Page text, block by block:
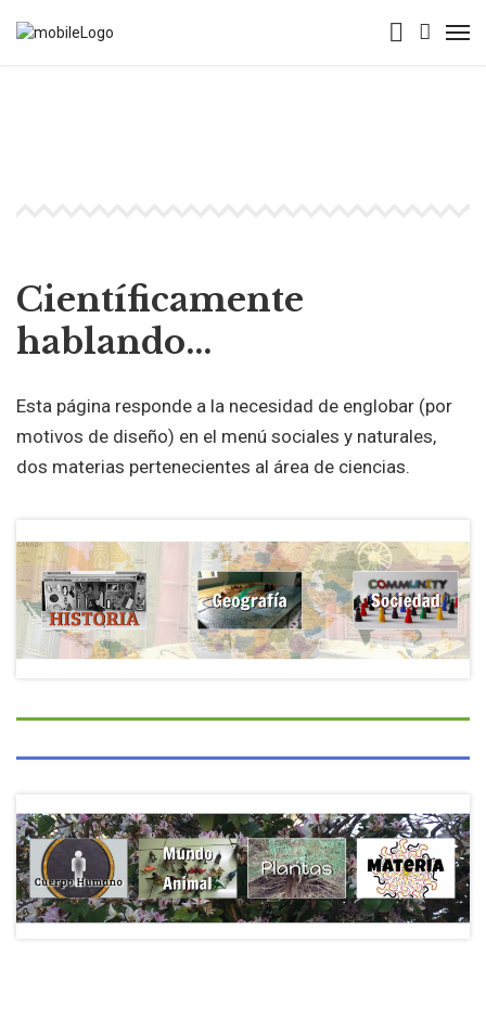
Científicamente
hablando...
Esta página responde a la necesidad de englobar (por
motivos de diseño) en el menú sociales y naturales,
dos materias pertenecientes al área de ciencias.